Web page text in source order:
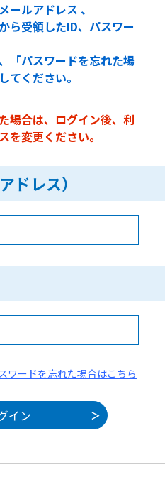
ールアドレス 、
ら受領したID、パスワー
「パスワードを忘れた場
てください。
場合は、ログイン後、利
を変更ください。
ドレス）
ワードを忘れた場合はこちら